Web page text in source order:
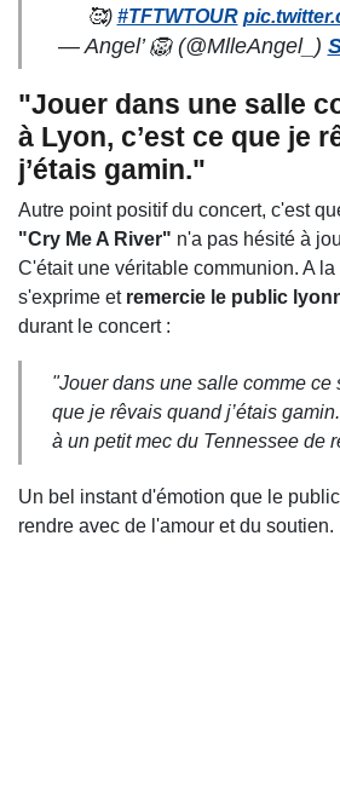
🥰) #TFTWTOUR
— Angel’ 🦁 (@MlleAngel_)
"Jouer dans une salle
à Lyon, c’est ce que je
j’étais gamin."
Autre point positif du concert, c'est
"Cry Me A River" n'a pas hésité à
C'était une véritable communion. A la
s'exprime et remercie le public
durant le concert :
"Jouer dans une salle comme ce
que je rêvais quand j’étais
à un petit mec du Tennessee de
Un bel instant d'émotion que le
rendre avec de l'amour et du soutien.